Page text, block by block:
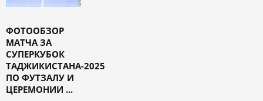
ФОТООБЗОР
МАТЧА ЗА
СУПЕРКУБОК
ТАДЖИКИСТАНА-2025
ПО ФУТЗАЛУ И
ЦЕРЕМОНИИ ...